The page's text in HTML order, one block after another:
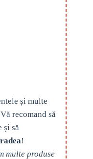
și multe
recomand să
și să
!
multe produse